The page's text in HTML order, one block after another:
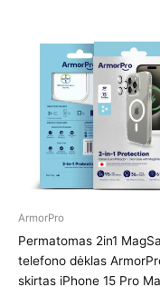
ArmorPro
Permatomas 2in1
telefono dėklas
skirtas iPhone 15 Pro